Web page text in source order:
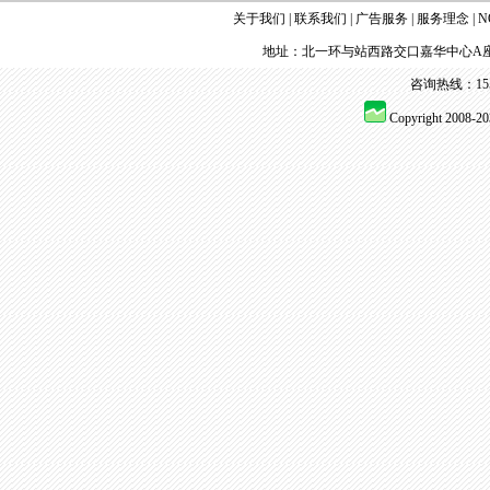
关于我们 联系我们 广告服务| 服务理念|
地址：北一环与站西路交口嘉华中心
咨询热线：
Copyright 2008-